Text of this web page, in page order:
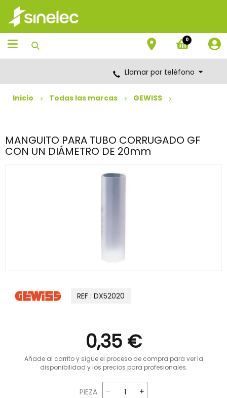
Saltar
contenido
Saltar
menú
de
navegación
0
Llamar por teléfono
Inicio Todas las marcas GEWISS
MANGUITO PARA TUBO CORRUGADO GF
CON UN DIÁMETRO DE 20mm
REF : DX52020
0,35 €
Añade al carrito y sigue el proceso de compra para ver la
disponibilidad y los precios para profesionales.
PIEZA